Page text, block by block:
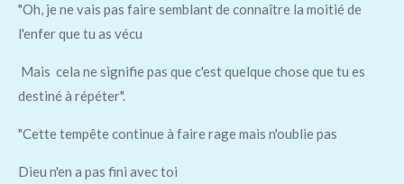
"Oh, je ne vais pas faire semblant de connaître la moitié de
l'enfer que tu as vécu
Mais cela ne signifie pas que c'est quelque chose que tu es
destiné à répéter".
"Cette tempête continue à faire rage mais n'oublie pas
Dieu n'en a pas fini avec toi